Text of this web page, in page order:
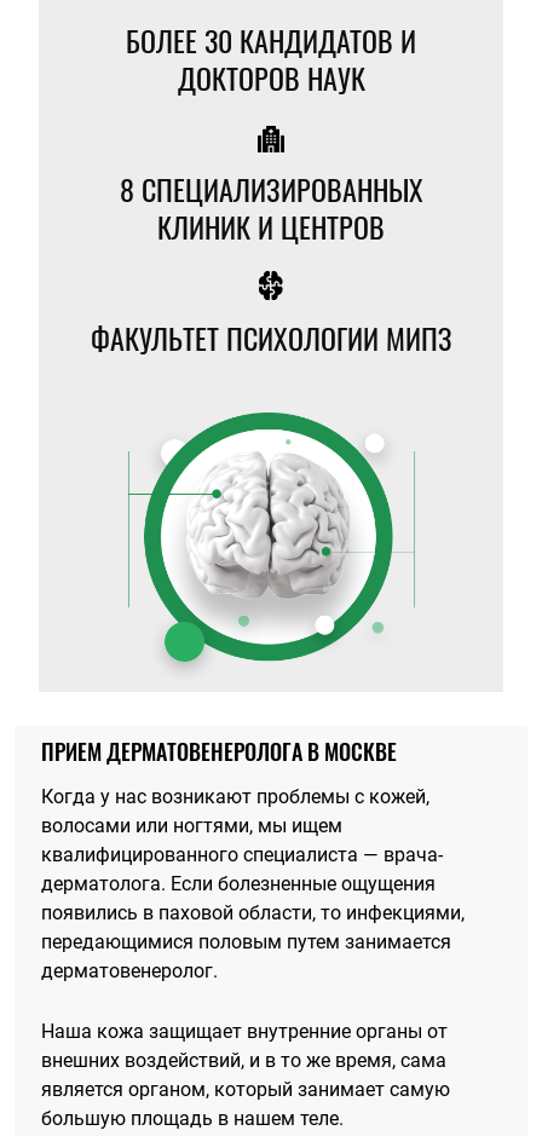
БОЛЕЕ 30 КАНДИДАТОВ И
ДОКТОРОВ НАУК
8 СПЕЦИАЛИЗИРОВАННЫХ
КЛИНИК И ЦЕНТРОВ
ФАКУЛЬТЕТ ПСИХОЛОГИИ МИПЗ
ПРИЕМ ДЕРМАТОВЕНЕРОЛОГА В МОСКВЕ
Когда у нас возникают проблемы с кожей,
волосами или ногтями, мы ищем
квалифицированного специалиста — врача-
дерматолога. Если болезненные ощущения
появились в паховой области, то инфекциями,
передающимися половым путем занимается
дерматовенеролог.
Наша кожа защищает внутренние органы от
внешних воздействий, и в то же время, сама
является органом, который занимает самую
большую площадь в нашем теле.